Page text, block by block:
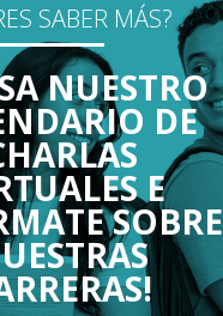
SABER MÁS?
NUESTRO
DE
E
SOBRE